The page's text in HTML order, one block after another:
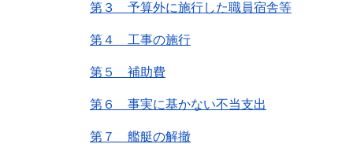
第３ 予算外に施行した職員宿舎等
第４ 工事の施行
第５ 補助費
第６ 事実に基かない不当支出
第７ 艦艇の解撤